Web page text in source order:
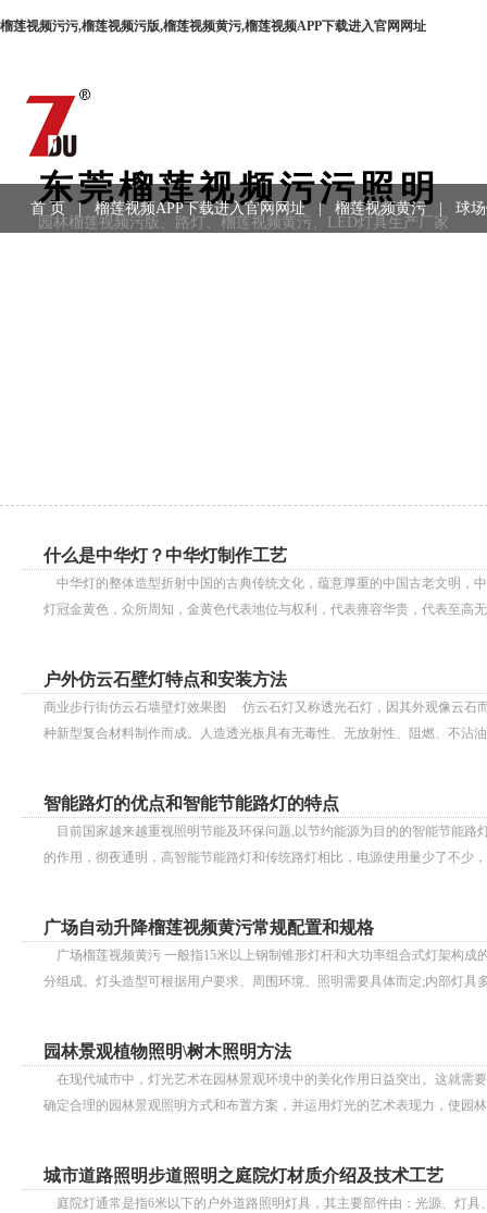
榴莲视频污污,榴莲视频污版,榴莲视频黄污,榴莲视频APP下载进入官网网址
东莞榴莲视频污污照明
园林榴莲视频污版、路灯、榴莲视频黄污、LED灯具生产厂家
首 页 | 榴莲视频APP下载进入官网网址 | 榴莲视频黄污 球
什么是中华灯？中华灯制作工艺
中华灯的整体造型折射中国的古典传统文化，蕴意厚重的中国古老文明，中
灯冠金黄色，众所周知，金黄色代表地位与权利，代表雍容华贵，代表至高
户外仿云石壁灯特点和安装方法
商业步行街仿云石墙壁灯效果图 仿云石灯又称透光石灯，因其外观像云石
种新型复合材料制作而成。人造透光板具有无毒性、无放射性、阻燃、不沾油
智能路灯的优点和智能节能路灯的特点
目前国家越来越重视照明节能及环保问题,以节约能源为目的的智能节能路灯
的作用，彻夜通明，高智能节能路灯和传统路灯相比，电源使用量少了不少
广场自动升降榴莲视频黄污常规配置和规格
广场榴莲视频黄污 一般指15米以上钢制锥形灯杆和大功率组合式灯架构成的新型
分组成。灯头造型可根据用户要求、周围环境、照明需要具体而定;内部灯
园林景观植物照明\树木照明方法
在现代城市中，灯光艺术在园林景观环境中的美化作用日益突出。这就需
确定合理的园林景观照明方式和布置方案，并运用灯光的艺术表现力，使园
城市道路照明步道照明之庭院灯材质介绍及技术工艺
庭院灯通常是指6米以下的户外道路照明灯具，其主要部件由：光源、灯具、